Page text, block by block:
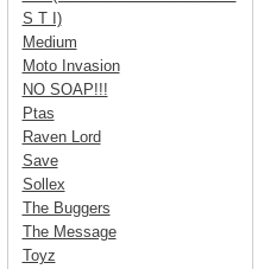
S T I)
Medium
Moto Invasion
NO SOAP!!!
Ptas
Raven Lord
Save
Sollex
The Buggers
The Message
Toyz